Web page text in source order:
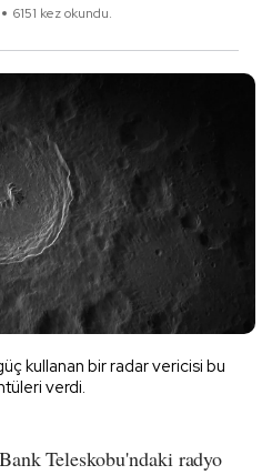
6151 kez okundu.
kullanan bir radar vericisi bu
verdi.
Teleskobu'ndaki radyo